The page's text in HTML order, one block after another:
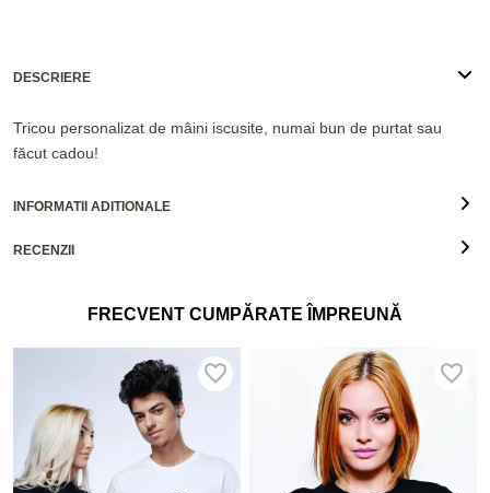
DESCRIERE
Tricou personalizat de mâini iscusite, numai bun de purtat sau
făcut cadou!
INFORMATII ADITIONALE
RECENZII
FRECVENT CUMPĂRATE ÎMPREUNĂ